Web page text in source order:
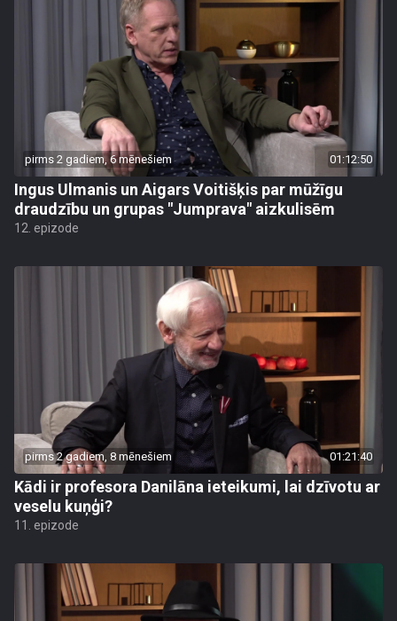
pirms 2 gadiem, 6 mēnešiem 01:12:50
Ingus Ulmanis un Aigars Voitišķis par mūžīgu
draudzību un grupas "Jumprava" aizkulisēm
12. epizode
pirms 2 gadiem, 8 mēnešiem 01:21:40
Kādi ir profesora Danilāna ieteikumi, lai dzīvotu ar
veselu kuņģi?
11. epizode